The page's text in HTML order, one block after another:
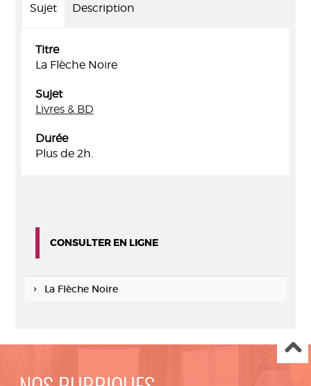
Sujet Description
Titre
La Flèche Noire
Sujet
Livres & BD
Durée
Plus de 2h.
CONSULTER EN LIGNE
La Flèche Noire